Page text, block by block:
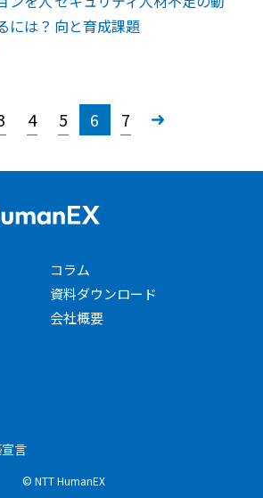
には？ 向と育成課題
4 5 6 7 »
コラム
資料ダウンロード
会社概要
言
© NTT HumanEX